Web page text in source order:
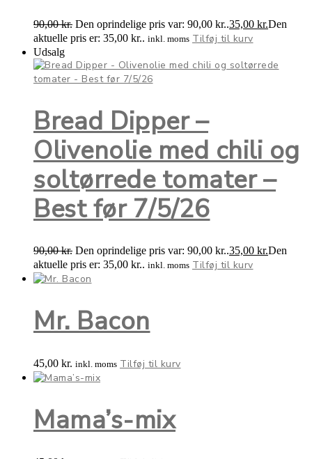
90,00kr. Den oprindelige pris var: 90,00 kr..35,00 kr.Den
aktuelle pris er: 35,00 kr.. inkl. moms Tilføj til kurv
Udsalg
Bread Dipper –
Olivenolie med chili og
soltørrede tomater –
Best før 7/5/26
90,00kr. Den oprindelige pris var: 90,00 kr..35,00 kr.Den
aktuelle pris er: 35,00 kr.. inkl. moms Tilføj til kurv
Mr. Bacon
45,00 kr. inkl. moms Tilføj til kurv
Mama’s-mix